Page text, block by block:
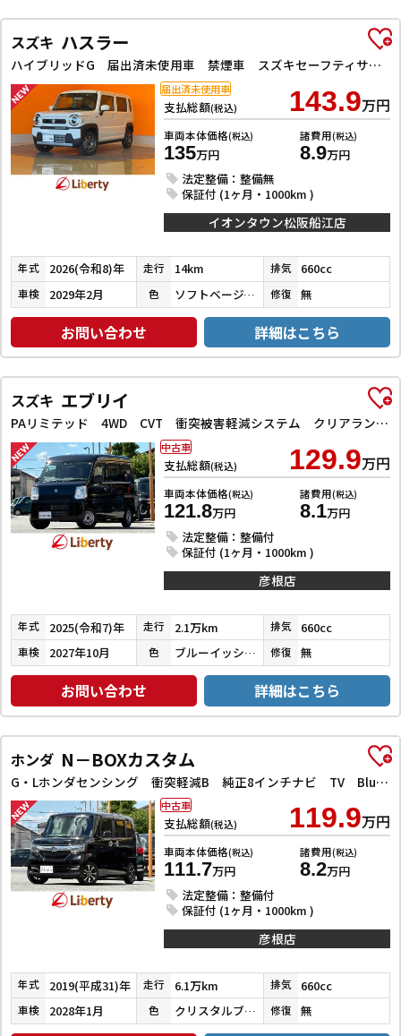
スズキ ハスラー
ハイブリッドG 届出済未使用車 禁煙車 スズキセーフティサポート アダプティブクルーズコントロール LEDヘッドライト スマートキー プッシュスタート アイドリングストップ 前席シートヒーター ステアリングスイッチ
支払総額(税込) 143.9万円
車両本体価格(税込)
135万円
諸費用(税込)
8.9万円
法定整備：整備無
保証付 (1ヶ月・1000km )
届出済未使用車
イオンタウン松阪船江店
年式 2026(令和8)年 走行 14km 排気 660cc
車検 2029年2月 色 ソフトベージュメタリック 修復 無
お問い合わせ 詳細はこちら
スズキ エブリイ
PAリミテッド 4WD CVT 衝突被害軽減システム クリアランスソナー レーンアシスト 両側スライドドア キーレスエントリー アイドリングストップ ESC エアコン パワーステアリング パワーウィンドウ
支払総額(税込) 129.9万円
車両本体価格(税込)
121.8万円
諸費用(税込)
8.1万円
法定整備：整備付
保証付 (1ヶ月・1000km )
中古車
彦根店
年式 2025(令和7)年 走行 2.1万km 排気 660cc
車検 2027年10月 色 ブルーイッシュブラックパール３ 修復 無
お問い合わせ 詳細はこちら
ホンダ N－BOXカスタム
G・Lホンダセンシング 衝突軽減B 純正8インチナビ TV Bluetooth対応 Bカメラ ビルドインETC 両側自動ドア アダプティブクルーズコントロール LEDヘッドライト スマートキー プッシュスタート 純正アルミ
支払総額(税込) 119.9万円
車両本体価格(税込)
111.7万円
諸費用(税込)
8.2万円
法定整備：整備付
保証付 (1ヶ月・1000km )
中古車
彦根店
年式 2019(平成31)年 走行 6.1万km 排気 660cc
車検 2028年1月 色 クリスタルブラックパール 修復 無